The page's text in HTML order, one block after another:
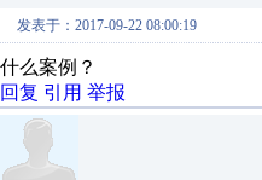
发表于：2017-09-22 08:00:19
什么案例？
回复 引用 举报